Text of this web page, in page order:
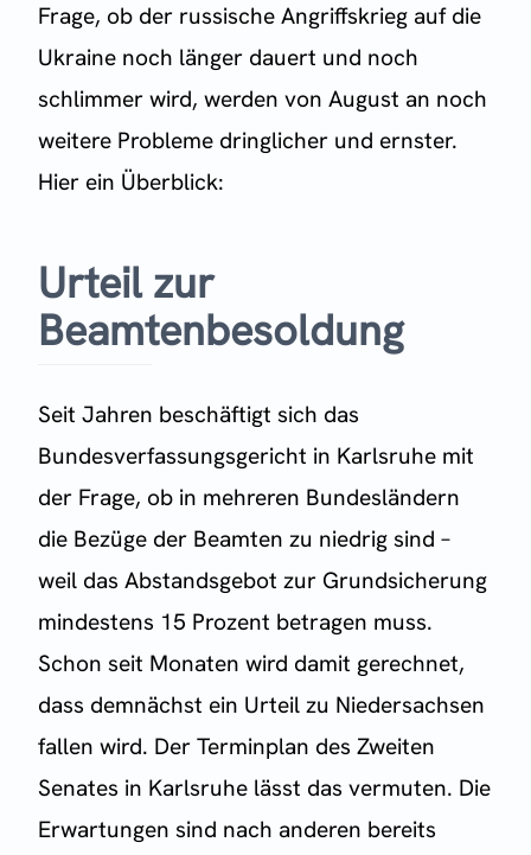
Frage, ob der russische Angriffskrieg auf die
Ukraine noch länger dauert und noch
schlimmer wird, werden von August an noch
weitere Probleme dringlicher und ernster.
Hier ein Überblick:
Urteil zur
Beamtenbesoldung
Seit Jahren beschäftigt sich das
Bundesverfassungsgericht in Karlsruhe mit
der Frage, ob in mehreren Bundesländern
die Bezüge der Beamten zu niedrig sind –
weil das Abstandsgebot zur Grundsicherung
mindestens 15 Prozent betragen muss.
Schon seit Monaten wird damit gerechnet,
dass demnächst ein Urteil zu Niedersachsen
fallen wird. Der Terminplan des Zweiten
Senates in Karlsruhe lässt das vermuten. Die
Erwartungen sind nach anderen bereits